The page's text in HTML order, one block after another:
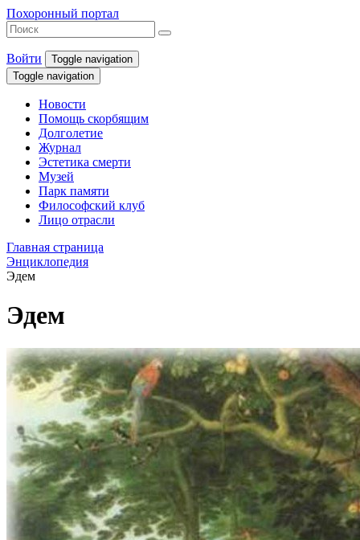
Похоронный портал
Войти
Toggle navigation
Toggle navigation
Новости
Помощь скорбящим
Долголетие
Журнал
Эстетика смерти
Музей
Парк памяти
Философский клуб
Лицо отрасли
Главная страница
Энциклопедия
Эдем
Эдем